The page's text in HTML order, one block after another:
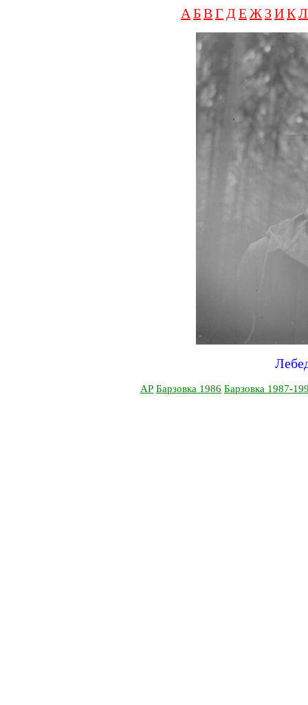
А БВГ Д ЕЖ З ИКЛ
АР Барзовка 1986 Барзовка 1987-